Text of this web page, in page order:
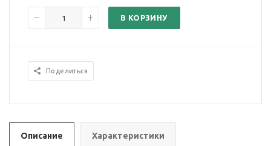
В КОРЗИНУ
Поделиться
Описание Характеристики